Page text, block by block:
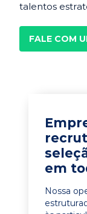
talentos
FALE COM
em
Nossa